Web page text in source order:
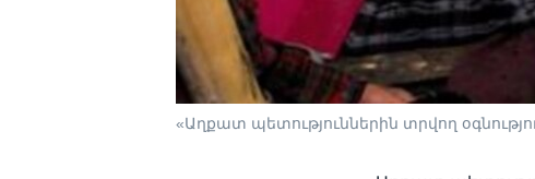
«Աղքատ պետություններին տրվող